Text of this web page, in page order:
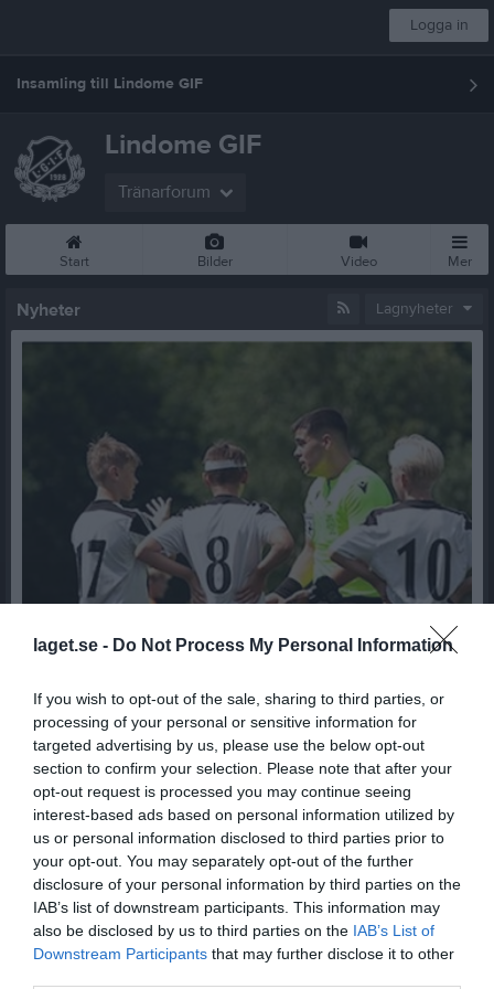
laget.se - Do Not Process My Personal Information
If you wish to opt-out of the sale, sharing to third parties, or
processing of your personal or sensitive information for
targeted advertising by us, please use the below opt-out
section to confirm your selection. Please note that after your
opt-out request is processed you may continue seeing
interest-based ads based on personal information utilized by
us or personal information disclosed to third parties prior to
your opt-out. You may separately opt-out of the further
disclosure of your personal information by third parties on the
IAB’s list of downstream participants. This information may
also be disclosed by us to third parties on the IAB’s List of
Downstream Participants that may further disclose it to other
Logga in
Insamling till Lindome GIF
Lindome GIF
Tränarforum
Start Bilder Video Mer
Nyheter Lagnyheter
Hej. Idag är sista dagen att ansöka till Gothia Cup(max 1 lag per åldersklass, 1 lag flick, 1 lag pojk, har turneringen beslutat) Anmälan är öppen till 16:00 idag. Passa på att anmäla, Gothia är ett minne för livet! Gothiacup.se Mvh Jonas
Tränarforum 17 sep 2025 0